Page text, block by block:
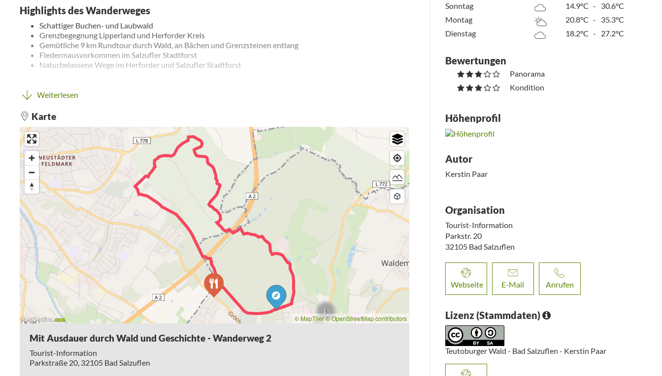
Highlights des Wanderweges
Schattiger Buchen- und Laubwald
Grenzbegegnung Lipperland und Herforder Kreis
Gemütliche 9 km Rundtour durch Wald, an Bächen und Grenzsteinen entlang
Fledermausvorkommen im Salzufler Stadtforst
Naturbelassene Wege im Herforder und Salzufler Stadtforst
Auf der Wanderung um den Bismarckturm Herford und die Höhenzüge des Lipperlandes entdecken Sie fotogene
Weiterlesen
Karte
© MapTiler © OpenStreetMap contributors
Mit Ausdauer durch Wald und Geschichte - Wanderweg 2
Tourist-Information
Parkstraße 20, 32105 Bad Salzuflen
Sonntag
14.9°C -
30.6°C
Montag
20.8°C -
35.3°C
Dienstag
18.2°C - 27.2°C
Bewertungen
Panorama
Kondition
Höhenprofil
Autor
Kerstin Paar
Organisation
Tourist-Information
Parkstr. 20
32105 Bad Salzuflen
Webseite E-Mail Anrufen
Lizenz (Stammdaten)
Teutoburger Wald - Bad Salzuflen - Kerstin Paar